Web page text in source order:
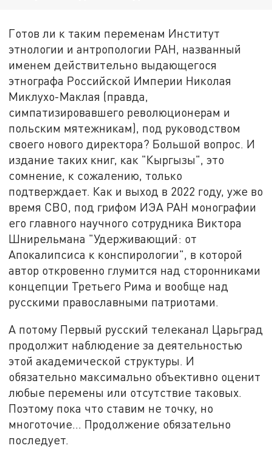
Готов ли к таким переменам Институт
этнологии и антропологии РАН, названный
именем действительно выдающегося
этнографа Российской Империи Николая
Миклухо-Маклая (правда,
симпатизировавшего революционерам и
польским мятежникам), под руководством
своего нового директора? Большой вопрос. И
издание таких книг, как "Кыргызы", это
сомнение, к сожалению, только
подтверждает. Как и выход в 2022 году, уже во
время СВО, под грифом ИЭА РАН монографии
его главного научного сотрудника Виктора
Шнирельмана "Удерживающий: от
Апокалипсиса к конспирологии", в которой
автор откровенно глумится над сторонниками
концепции Третьего Рима и вообще над
русскими православными патриотами.
А потому Первый русский телеканал Царьград
продолжит наблюдение за деятельностью
этой академической структуры. И
обязательно максимально объективно оценит
любые перемены или отсутствие таковых.
Поэтому пока что ставим не точку, но
многоточие... Продолжение обязательно
последует.